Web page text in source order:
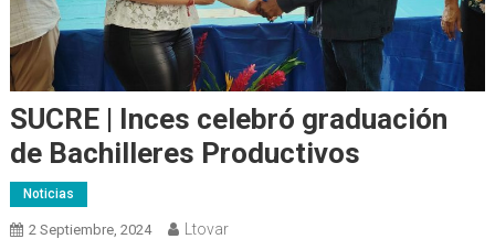
SUCRE | Inces celebró graduación
de Bachilleres Productivos
Noticias
2 Septiembre, 2024 Ltovar